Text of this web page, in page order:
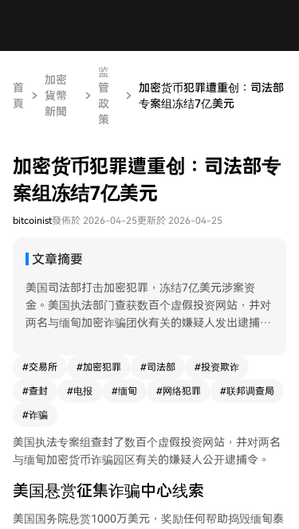
首
頁
加密
貨幣
新聞
监
管
政
策
加密货币犯罪遭重创：司法部
专案组冻结7亿美元
加密货币犯罪遭重创：司法部专
案组冻结7亿美元
bitcoinist發佈於 2026-04-25更新於 2026-04-25
文章摘要
美国司法部打击加密犯罪，冻结7亿美元涉案资
金。美国执法部门查获数百个虚假投资网站，并对
两名与缅甸加密诈骗团伙有关的嫌疑人发出逮捕
题。此次行动还查封了500多个欺诈网站和一个用
于招募诈骗人员的Telegram频道。两名中国公民黄
兴山和蒋文杰被指控在缅甸运营加密投资诈骗计
公司开展行动，阻止了286万美元潜在损失。2025
年FBI收到超百万起网络犯罪投诉，总损失超200亿
#交易所 #加密犯罪 #司法部 #投资欺诈
#查封 #电报 #缅甸 #网络犯罪 #联邦调查局
#诈骗
美国执法专案组查封了数百个虚假投资网站，并对两名
与缅甸加密货币诈骗园区有关的嫌疑人公开逮捕令。
美国悬赏征集诈骗中心线索
美国国务院悬赏1000万美元，奖励任何帮助捣毁缅甸泰